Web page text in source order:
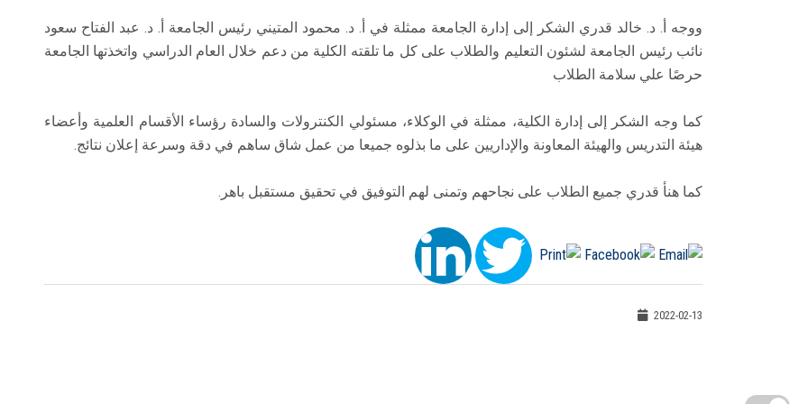
ووجه أ. د. خالد قدري الشكر إلى إدارة الجامعة ممثلة في أ. د. محمود المتيني رئيس الجامعة أ. د. عبد الفتاح سعود
نائب رئيس الجامعة لشئون التعليم والطلاب على كل ما تلقته الكلية من دعم خلال العام الدراسي واتخذتها الجامعة
حرصًا علي سلامة الطلاب
كما وجه الشكر إلى إدارة الكلية، ممثلة في الوكلاء، مسئولي الكنترولات والسادة رؤساء الأقسام العلمية وأعضاء
هيئة التدريس والهيئة المعاونة والإداريين على ما بذلوه جميعا من عمل شاق ساهم في دقة وسرعة إعلان نتائج.
كما هنأ قدري جميع الطلاب على نجاحهم وتمنى لهم التوفيق في تحقيق مستقبل باهر.
2022-02-13